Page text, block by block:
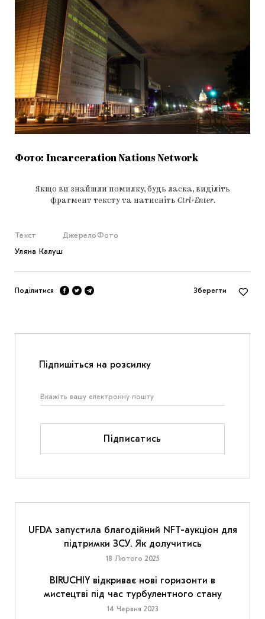
Фото: Incarceration Nations Network
Якщо ви знайшли помилку, будь ласка, виділіть
фрагмент тексту та натисніть Ctrl+Enter.
Текст
Уляна Калуш
Джерело Фото
Поділитися Зберегти
Підпишіться на розсилку
Підписатись
UFDA запустила благодійний NFT-аукціон для
підтримки ЗСУ. Як долучитись
18 Лютого 2025
BIRUCHIY відкриває нові горизонти в
мистецтві під час турбулентного стану
14 Червня 2023